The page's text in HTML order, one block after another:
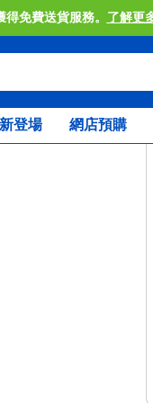
免費送貨服務。 了解更
新登場 網店預購